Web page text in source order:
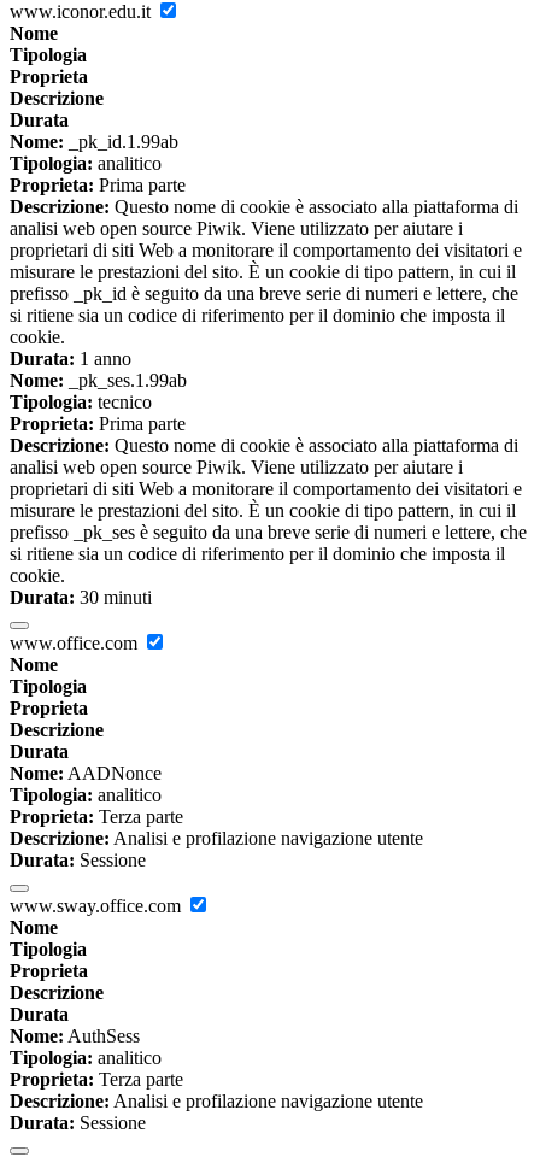
www.iconor.edu.it
Nome
Tipologia
Proprieta
Descrizione
Durata
Nome: _pk_id.1.99ab
Tipologia: analitico
Proprieta: Prima parte
Descrizione: Questo nome di cookie è associato alla piattaforma di
analisi web open source Piwik. Viene utilizzato per aiutare i
proprietari di siti Web a monitorare il comportamento dei visitatori e
misurare le prestazioni del sito. È un cookie di tipo pattern, in cui il
prefisso _pk_id è seguito da una breve serie di numeri e lettere, che
si ritiene sia un codice di riferimento per il dominio che imposta il
cookie.
Durata: 1 anno
Nome: _pk_ses.1.99ab
Tipologia: tecnico
Proprieta: Prima parte
Descrizione: Questo nome di cookie è associato alla piattaforma di
analisi web open source Piwik. Viene utilizzato per aiutare i
proprietari di siti Web a monitorare il comportamento dei visitatori e
misurare le prestazioni del sito. È un cookie di tipo pattern, in cui il
prefisso _pk_ses è seguito da una breve serie di numeri e lettere, che
si ritiene sia un codice di riferimento per il dominio che imposta il
cookie.
Durata: 30 minuti
www.office.com
Nome
Tipologia
Proprieta
Descrizione
Durata
Nome: AADNonce
Tipologia: analitico
Proprieta: Terza parte
Descrizione: Analisi e profilazione navigazione utente
Durata: Sessione
www.sway.office.com
Nome
Tipologia
Proprieta
Descrizione
Durata
Nome: AuthSess
Tipologia: analitico
Proprieta: Terza parte
Descrizione: Analisi e profilazione navigazione utente
Durata: Sessione